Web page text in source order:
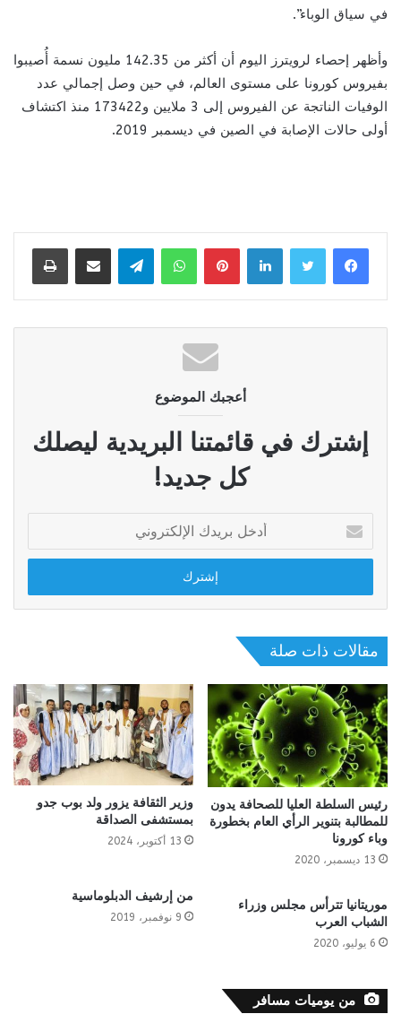
في سياق الوباء”.
وأظهر إحصاء لرويترز اليوم أن أكثر من 142.35 مليون نسمة أُصيبوا
بفيروس كورونا على مستوى العالم، في حين وصل إجمالي عدد
الوفيات الناتجة عن الفيروس إلى 3 ملايين و173422 منذ اكتشاف
أولى حالات الإصابة في الصين في ديسمبر 2019.
لينكدإن بينتيريستواتساب تيلقرام مشاركة عبر البريد طباعة
أعجبك الموضوع
إشترك في قائمتنا البريدية ليصلك
كل جديد!
بريدك
الإلكتروني
مقالات ذات صلة
رئيس السلطة العليا للصحافة يدون
للمطالبة بتنوير الرأي العام بخطورة
وباء كورونا
13 ديسمبر، 2020
وزير الثقافة يزور ولد بوب جدو
بمستشفى الصداقة
13 أكتوبر، 2024
موريتانيا تترأس مجلس وزراء
الشباب العرب
6 يوليو، 2020
من إرشيف الدبلوماسية
9 نوفمبر، 2019
من يوميات مسافر